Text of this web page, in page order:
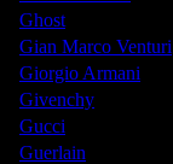
Ghost
Gian Marco Venturi
Giorgio Armani
Givenchy
Gucci
Guerlain